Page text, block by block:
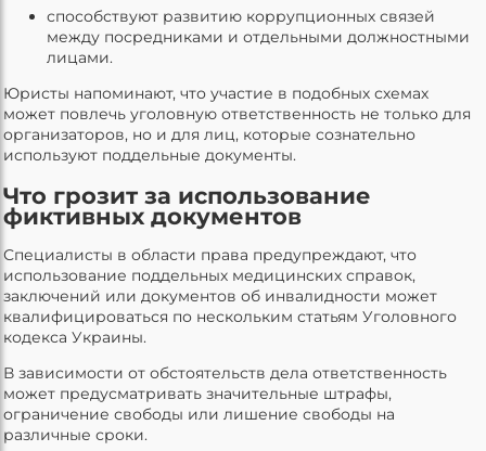
способствуют развитию коррупционных связей
между посредниками и отдельными должностными
лицами.
Юристы напоминают, что участие в подобных схемах
может повлечь уголовную ответственность не только для
организаторов, но и для лиц, которые сознательно
используют поддельные документы.
Что грозит за использование
фиктивных документов
Специалисты в области права предупреждают, что
использование поддельных медицинских справок,
заключений или документов об инвалидности может
квалифицироваться по нескольким статьям Уголовного
кодекса Украины.
В зависимости от обстоятельств дела ответственность
может предусматривать значительные штрафы,
ограничение свободы или лишение свободы на
различные сроки.